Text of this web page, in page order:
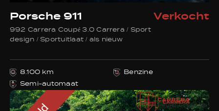
Porsche 911 Verkocht
992 Carrera Coupé 3.0 Carrera / Sport
design / Sportuitlaat / als nieuw
8.100 km
Benzine
Semi-automaat